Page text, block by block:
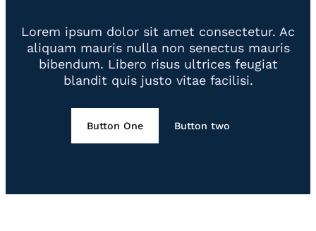
Lorem ipsum dolor sit amet consectetur. Ac
aliquam mauris nulla non senectus mauris
bibendum. Libero risus ultrices feugiat
blandit quis justo vitae facilisi.
Button One Button two